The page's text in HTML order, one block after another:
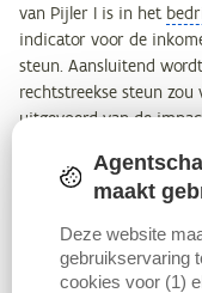
van Pijler I is in het
indicator voor de
steun. Aansluitend
rechtstreekse steun zou
uitgevoerd van de
De analyses gebeuren
afdeling Monitoring en
Landbouw en Visserij.
maakt
Deze website
gebruikservaring
cookies voor (1)